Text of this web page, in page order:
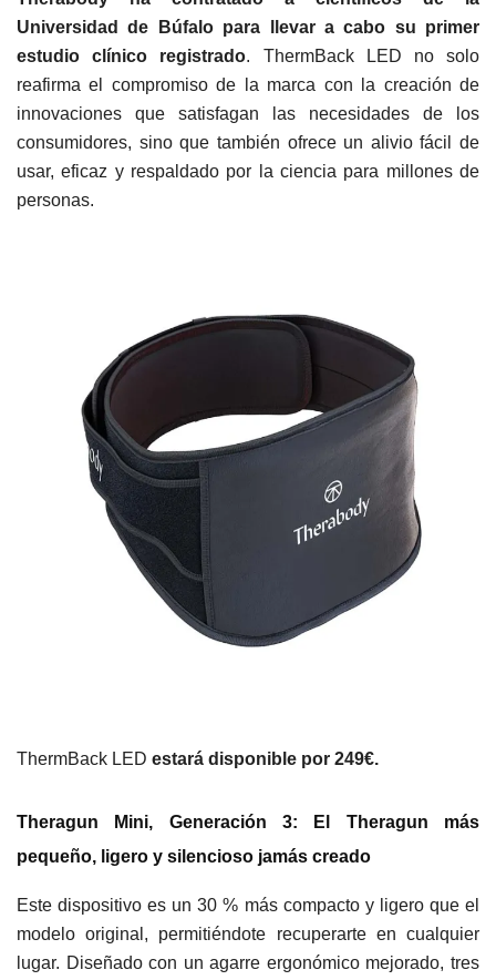
Universidad de Búfalo para llevar a cabo su primer
estudio clínico registrado. ThermBack LED no solo
reafirma el compromiso de la marca con la creación de
innovaciones que satisfagan las necesidades de los
consumidores, sino que también ofrece un alivio fácil de
usar, eficaz y respaldado por la ciencia para millones de
personas.
ThermBack LED estará disponible por 249€.
Theragun Mini, Generación 3: El Theragun más
pequeño, ligero y silencioso jamás creado
Este dispositivo es un 30 % más compacto y ligero que el
modelo original, permitiéndote recuperarte en cualquier
lugar. Diseñado con un agarre ergonómico mejorado, tres